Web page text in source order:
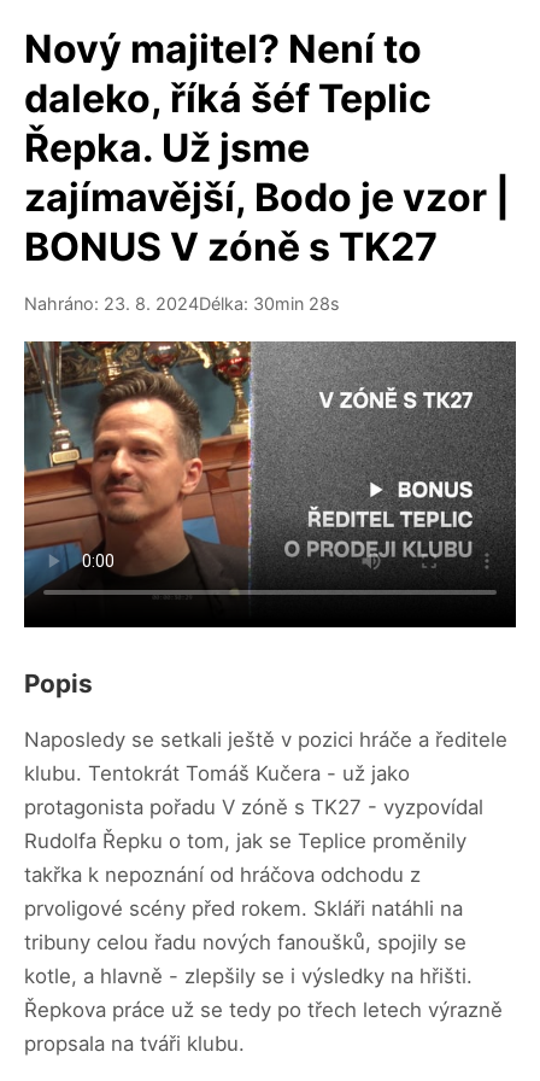
Nový majitel? Není to
daleko, říká šéf Teplic
Řepka. Už jsme
zajímavější, Bodo je vzor |
BONUS V zóně s TK27
Nahráno: 23. 8. 2024Délka: 30min 28s
Popis
Naposledy se setkali ještě v pozici hráče a ředitele
klubu. Tentokrát Tomáš Kučera - už jako
protagonista pořadu V zóně s TK27 - vyzpovídal
Rudolfa Řepku o tom, jak se Teplice proměnily
takřka k nepoznání od hráčova odchodu z
prvoligové scény před rokem. Skláři natáhli na
tribuny celou řadu nových fanoušků, spojily se
kotle, a hlavně - zlepšily se i výsledky na hřišti.
Řepkova práce už se tedy po třech letech výrazně
propsala na tváři klubu.